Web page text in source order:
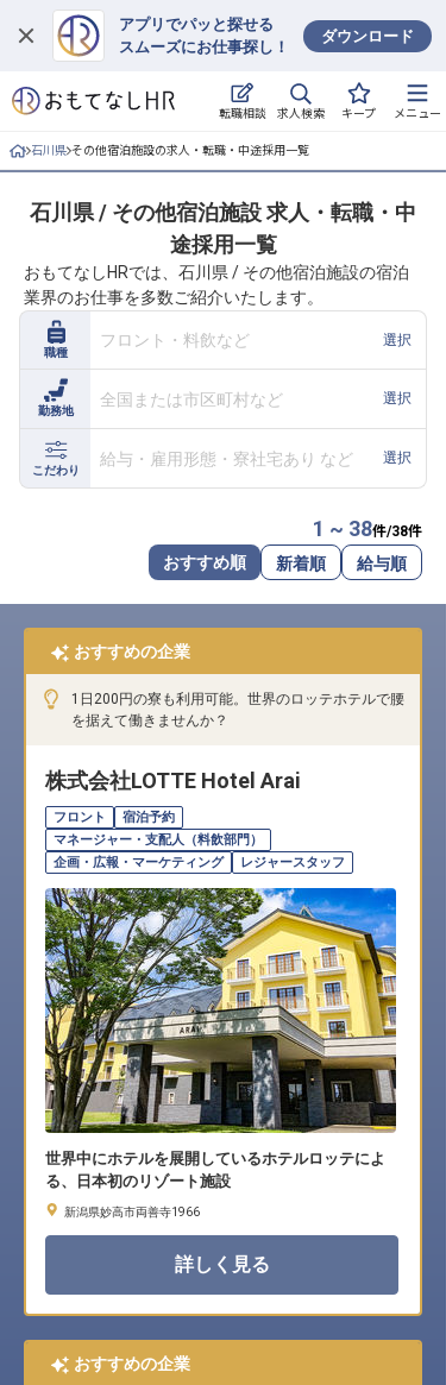
アプリでパッと探せる
スムーズにお仕事探し！
ダウンロード
転職相談 求人検索 キープ メニュー
ログイン
求人・施設を探す
就職・転職 合同説明会
おもてなしHRについて
ご利用の流れ
よくある質問
ホテル・宿泊業界情報コラム
転職サポートに申し込む
採用をお考えの企業様へ
石川県 その他宿泊施設の求人・転職・中途採用一覧
石川県 / その他宿泊施設 求人・転職・中
途採用一覧
おもてなしHRでは、石川県 / その他宿泊施設の宿泊
業界のお仕事を多数ご紹介いたします。
職種
フロント・料飲など 選択
勤務地
全国または市区町村など 選択
こだわり
給与・雇用形態・寮社宅あり など 選択
1 ~ 38件/38件
おすすめ順 新着順 給与順
おすすめの企業
1日200円の寮も利用可能。世界のロッテホテルで腰
を据えて働きませんか？
株式会社LOTTE Hotel Arai
フロント
宿泊予約
マネージャー・支配人（料飲部門）
企画・広報・マーケティング
レジャースタッフ
世界中にホテルを展開しているホテルロッテによ
る、日本初のリゾート施設
新潟県妙高市両善寺1966
詳しく見る
おすすめの企業